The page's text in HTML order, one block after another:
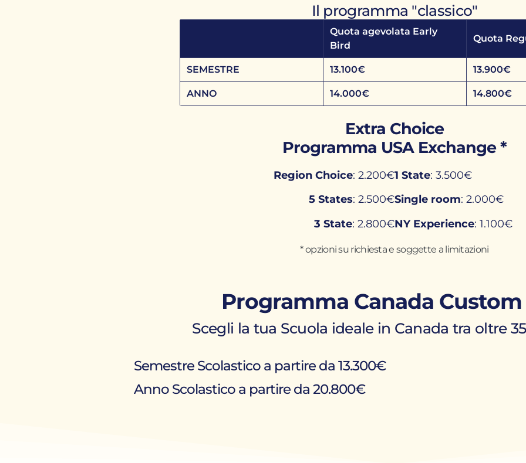
Il programma "classico"
Quota agevolata Early
Bird
Quota
SEMESTRE 13.100€ 13.900€
ANNO 14.000€ 14.800€
Extra Choice
Programma USA Exchange *
Region Choice: 2.200€
5 States: 2.500€
3 State: 2.800€
1 State: 3.500€
Single room: 2.000€
NY Experience: 1.100€
* opzioni su richiesta e soggette a limitazioni
Programma Canada
Scegli la tua Scuola ideale in Canada tra oltre
Semestre Scolastico a partire da 13.300€
Anno Scolastico a partire da 20.800€